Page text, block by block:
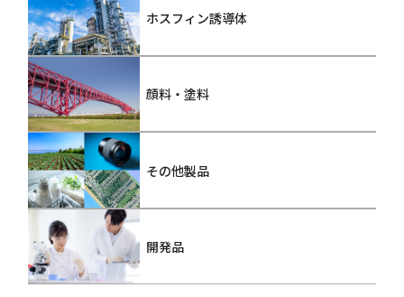
ホスフィン誘導体
顔料・塗料
その他製品
開発品